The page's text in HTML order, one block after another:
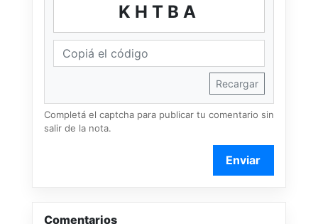
KHTBA
Recargar
Completá el captcha para publicar tu comentario sin
salir de la nota.
Enviar
Comentarios